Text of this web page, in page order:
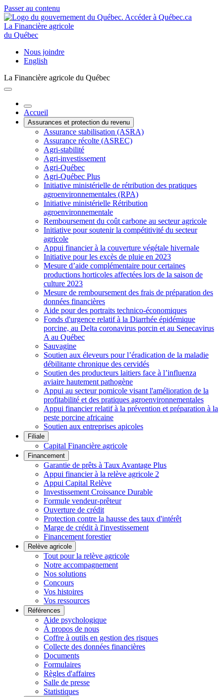
Passer au contenu
La Financière agricole
du Québec
Nous joindre
English
La Financière agricole du Québec
Accueil
Assurances et protection du revenu
Assurance stabilisation (ASRA)
Assurance récolte (ASREC)
Agri-stabilité
Agri-investissement
Agri-Québec
Agri-Québec Plus
Initiative ministérielle de rétribution des pratiques
agroenvironnementales (RPA)
Initiative ministérielle Rétribution
agroenvironnementale
Remboursement du coût carbone au secteur agricole
Initiative pour soutenir la compétitivité du secteur
agricole
Appui financier à la couverture végétale hivernale
Initiative pour les excès de pluie en 2023
Mesure d’aide complémentaire pour certaines
productions horticoles affectées lors de la saison de
culture 2023
Mesure de remboursement des frais de préparation des
données financières
Aide pour des portraits technico-économiques
Fonds d'urgence relatif à la Diarrhée épidémique
porcine, au Delta coronavirus porcin et au Senecavirus
A au Québec
Sauvagine
Soutien aux éleveurs pour l’éradication de la maladie
débilitante chronique des cervidés
Soutien des producteurs laitiers face à l’influenza
aviaire hautement pathogène
Appui au secteur pomicole visant l'amélioration de la
profitabilité et des pratiques agroenvironnementales
Appui financier relatif à la prévention et préparation à la
peste porcine africaine
Soutien aux entreprises apicoles
Filiale
Capital Financière agricole
Financement
Garantie de prêts à Taux Avantage Plus
Appui financier à la relève agricole 2
Appui Capital Relève
Investissement Croissance Durable
Formule vendeur-prêteur
Ouverture de crédit
Protection contre la hausse des taux d'intérêt
Marge de crédit à l'investissement
Financement forestier
Relève agricole
Tout pour la relève agricole
Notre accompagnement
Nos solutions
Concours
Vos histoires
Vos ressources
Références
Aide psychologique
À propos de nous
Coffre à outils en gestion des risques
Collecte des données financières
Documents
Formulaires
Règles d'affaires
Salle de presse
Statistiques